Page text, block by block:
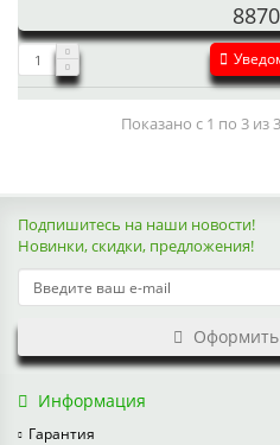
Показано с 1 по 3 из
Подпишитесь на наши новости!
Новинки, скидки, предложения!
Оформить
Информация
Гарантия